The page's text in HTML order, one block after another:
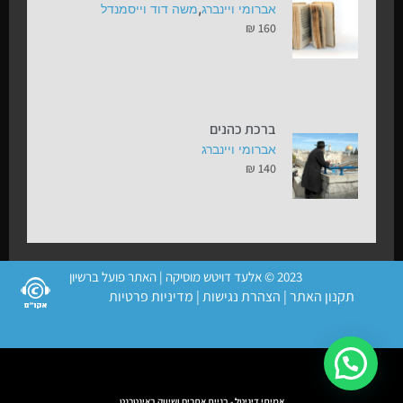
אברומי ויינברג,משה דוד וייסמנדל
₪ 160
ברכת כהנים
אברומי ויינברג
₪ 140
2023 © אלעד דויטש מוסיקה | האתר פועל ברשיון
תקנון האתר| הצהרת נגישות| מדיניות פרטיות